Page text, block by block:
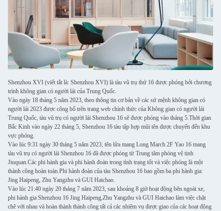
Shenzhou XVI (viết tắt là: Shenzhou XVI) là tàu vũ trụ thứ 16 được phóng bởi chương
trình không gian có người lái của Trung Quốc.
Vào ngày 18 tháng 5 năm 2023, theo thông tin cơ bản về các sứ mệnh không gian có
người lái 2023 được công bố trên trang web chính thức của Không gian có người lái
Trung Quốc, tàu vũ trụ có người lái Shenzhou 16 sẽ được phóng vào tháng 5.Thời gian
Bắc Kinh vào ngày 22 tháng 5, Shenzhou 16 tàu tập hợp mũi tên được chuyển đến khu
vực phóng.
Vào lúc 9:31 ngày 30 tháng 5 năm 2023, tên lửa mang Long March 2F Yao 16 mang
tàu vũ trụ có người lái Shenzhou 16 đã được phóng từ Trung tâm phóng vệ tinh
Jiuquan.Các phi hành gia và phi hành đoàn trong tình trạng tốt và việc phóng là một
thành công hoàn toàn.Phi hành đoàn của tàu Shenzhou 16 bao gồm ba phi hành gia:
Jing Haipeng, Zhu Yangzhu và GUI Haichao.
Vào lúc 21:40 ngày 20 tháng 7 năm 2023, sau khoảng 8 giờ hoạt động bên ngoài xe,
phi hành gia Shenzhou 16 Jing Haipeng,Zhu Yangzhu và GUI Haichao làm việc chặt
chẽ với nhau và hoàn thành thành công tất cả các nhiệm vụ được giao của các hoạt động